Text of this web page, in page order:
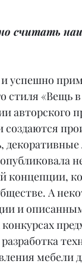
считать
и успешно
стиля «Вещь
авторского
создаются
концепции,
А
и
мебели